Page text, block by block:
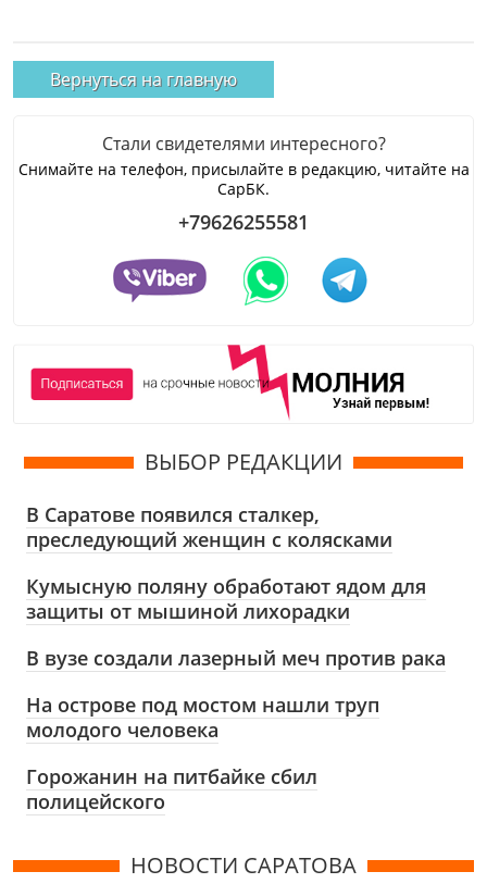
Вернуться на главную
Стали свидетелями интересного?
Снимайте на телефон, присылайте в редакцию, читайте на
СарБК.
+79626255581
ВЫБОР РЕДАКЦИИ
В Саратове появился сталкер,
преследующий женщин с колясками
Кумысную поляну обработают ядом для
защиты от мышиной лихорадки
В вузе создали лазерный меч против рака
На острове под мостом нашли труп
молодого человека
Горожанин на питбайке сбил
полицейского
НОВОСТИ САРАТОВА